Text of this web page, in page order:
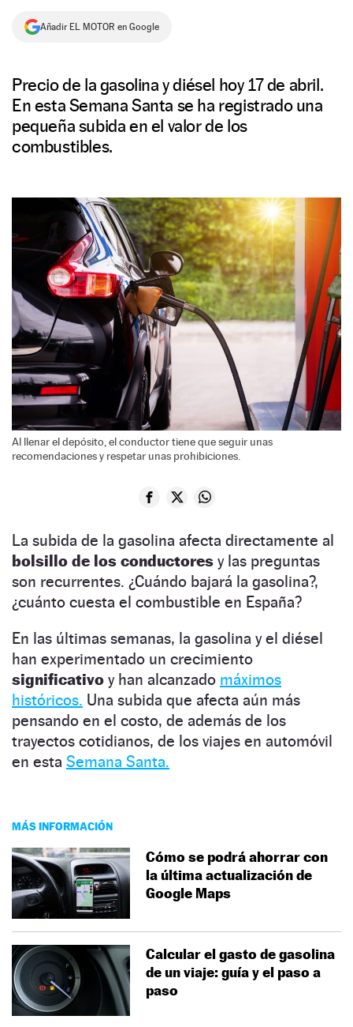
NEWSLETTER
Añadir EL MOTOR en Google
Precio de la gasolina y diésel hoy 17 de abril.
En esta Semana Santa se ha registrado una
pequeña subida en el valor de los
combustibles.
Al llenar el depósito, el conductor tiene que seguir unas
recomendaciones y respetar unas prohibiciones.
La subida de la gasolina afecta directamente al
bolsillo de los conductores y las preguntas
son recurrentes. ¿Cuándo bajará la gasolina?,
¿cuánto cuesta el combustible en España?
En las últimas semanas, la gasolina y el diésel
han experimentado un crecimiento
significativo y han alcanzado máximos
históricos. Una subida que afecta aún más
pensando en el costo, de además de los
trayectos cotidianos, de los viajes en automóvil
en esta Semana Santa.
MÁS INFORMACIÓN
Cómo se podrá ahorrar con
la última actualización de
Google Maps
Calcular el gasto de gasolina
de un viaje: guía y el paso a
paso